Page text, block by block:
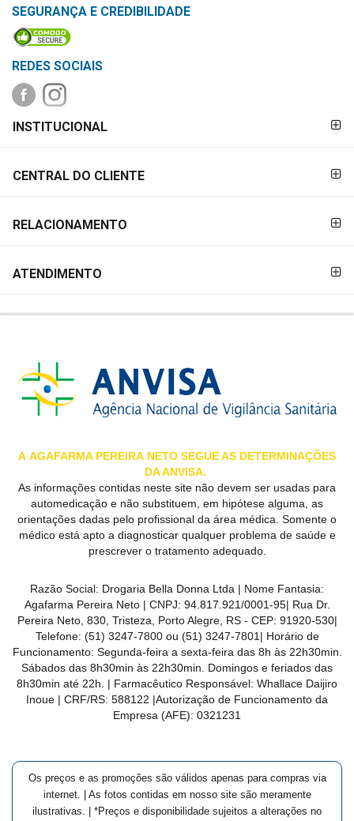
Socorros
Casa
e
OFERTAS
OFERTAS
CENTRAL
LOJAS
MAIS
PRÓXIMA
DO
CLIENTE
SEGURANÇA E CREDIBILIDADE
REDES SOCIAIS
PAGAMENTO
INSTITUCIONAL
CENTRAL DO CLIENTE
RELACIONAMENTO
ATENDIMENTO
A AGAFARMA PEREIRA NETO SEGUE AS DETERMINAÇÕES
DA ANVISA.
As informações contidas neste site não devem ser usadas para
automedicação e não substituem, em hipótese alguma, as
orientações dadas pelo profissional da área médica. Somente o
médico está apto a diagnosticar qualquer problema de saúde e
prescrever o tratamento adequado.
Razão Social: Drogaria Bella Donna Ltda | Nome Fantasia:
Agafarma Pereira Neto | CNPJ: 94.817.921/0001-95| Rua Dr.
Pereira Neto, 830, Tristeza, Porto Alegre, RS - CEP: 91920-530|
Telefone: (51) 3247-7800 ou (51) 3247-7801 | Horário de
Funcionamento: Segunda-feira a sexta-feira das 8h às 22h30min.
Sábados das 8h30min às 22h30min. Domingos e feriados das
8h30min até 22h. | Farmacêutico Responsável: Whallace Daijiro
Inoue | CRF/RS: 588122 |Autorização de Funcionamento da
Empresa (AFE): 0321231
Os preços e as promoções são válidos apenas para compras via
internet. | As fotos contidas em nosso site são meramente
ilustrativas. | *Preços e disponibilidade sujeitos a alterações no